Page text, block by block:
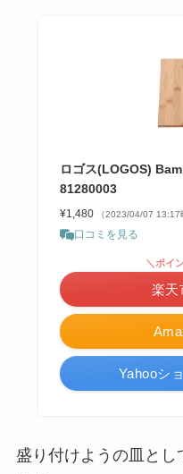
ロゴス(LOGOS)
81280003
¥1,480 （2023/04/07 13:17
口コミを見る
＼ポイ
楽天
Yahooシ
盛り付けようの皿とし